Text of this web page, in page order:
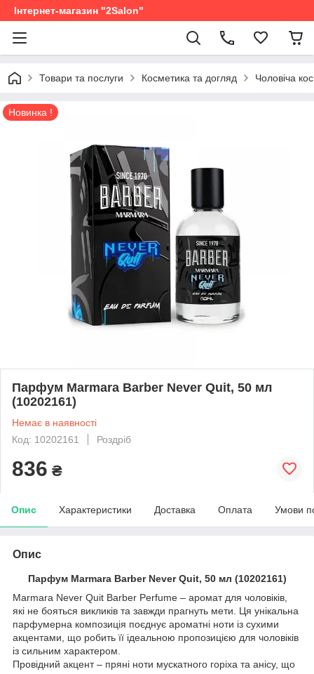
Інтернет-магазин "2Salon"
Товари та послуги Косметика та догляд Чоловіча
Новинка !
Парфум Marmara Barber Never Quit, 50 мл
(10202161)
Немає в наявності
Код: 10202161
Роздріб
836 ₴
Опис Характеристики Доставка Оплата Умови
Опис
Парфум Marmara Barber Never Quit, 50 мл (10202161)
Marmara Never Quit Barber Perfume – аромат для чоловіків,
які не бояться викликів та завжди прагнуть мети. Ця унікальна
парфумерна композиція поєднує ароматні ноти із сухими
акцентами, що робить її ідеальною пропозицією для чоловіків
із сильним характером.
Провідний акцент – пряні ноти мускатного горіха та анісу, що